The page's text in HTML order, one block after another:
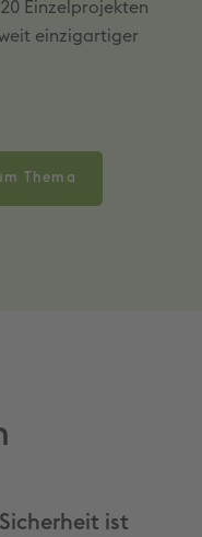
Einzelprojekten
einzigartiger
Thema
ist